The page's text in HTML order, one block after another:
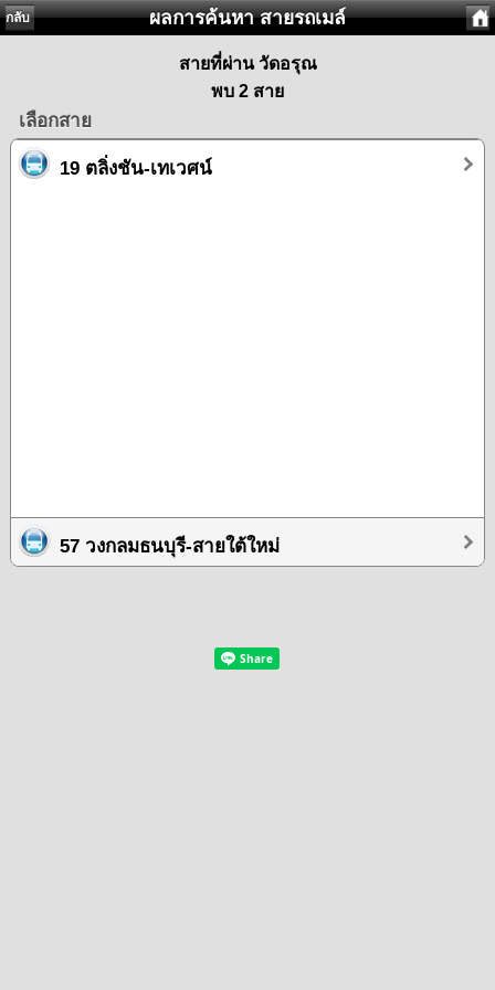
กลับ ผลการค้นหา สายรถเมล์
สายที่ผ่าน วัดอรุณ
พบ 2 สาย
เลือกสาย
19 ตลิ่งชัน-เทเวศน์
57 วงกลมธนบุรี-สายใต้ใหม่